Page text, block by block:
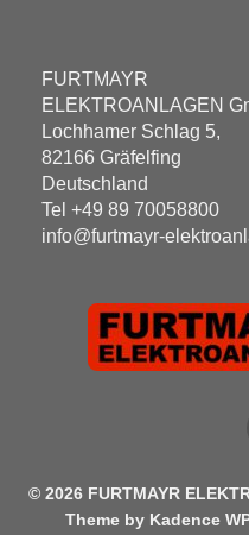
FURTMAYR
ELEKTROANLAGEN
Lochhamer Schlag 5,
82166 Gräfelfing
Deutschland
Tel +49 89 70058800
info@furtmayr-
© 2026 FURTMAYR
Theme by Kadence